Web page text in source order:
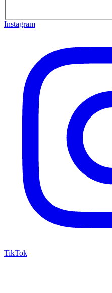
Instagram
TikTok